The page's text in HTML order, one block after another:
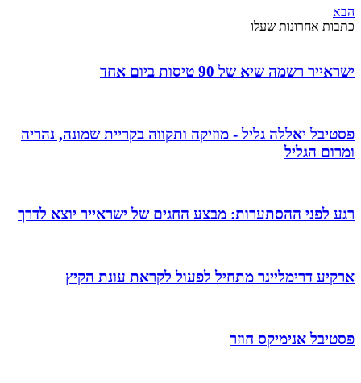
הבא
כתבות אחרונות שעלו
ישראייר רשמה שיא של 90 טיסות ביום אחד
פסטיבל יאללה גליל - מוזיקה ותקווה בקריית שמונה, נהריה
ומרום הגליל
רגע לפני ההסתערות: מבצע החגים של ישראייר יוצא לדרך
ארקיע דרימליינר מתחיל לפעול לקראת עונת הקיץ
פסטיבל אנימיקס חוזר